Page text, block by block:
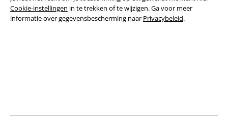
Cookie-instellingen in te trekken of te wijzigen. Ga voor meer
informatie over gegevensbescherming naar Privacybeleid.
Privacyverklaring